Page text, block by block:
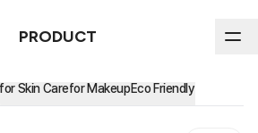
PRODUCT
for Skin Carefor MakeupEco Friendly